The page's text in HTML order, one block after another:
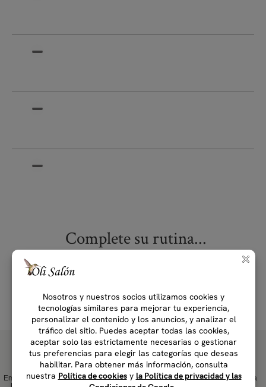
Complete su rutina...
Empresa Carbono
Empresa B desde
Producto plástico
Hecho en Italia